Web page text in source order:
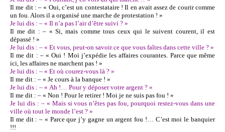
Il me dit : – « Oui, c’est un contestataire ! Il en avait assez de courir comme
un fou. Alors il a organisé une marche de protestation ! »
Je lui dis : – « Il n’a pas l’air d’être suivi ? »
Il me dit : – « Si, mais comme tous ceux qui le suivent courent, il est
dépassé ! »
Je lui dis : – « Et vous, peut-on savoir ce que vous faîtes dans cette ville ? »
Il me dit : – « Oui ! Moi j’expédie les affaires courantes. Parce que même
ici, les affaires ne marchent pas ! »
Je lui dis : – « Et où courez-vous là ? »
Il me dit : – « Je cours à la banque ! »
Je lui dis : – « Ah !… Pour y déposer votre argent ? »
Il me dit : – « Non ! Pour le retirer ! Moi je ne suis pas fou ! »
Je lui dis : – « Mais si vous n’êtes pas fou, pourquoi restez-vous dans une
ville où tout le monde l’est ? »
Il me dit : – « Parce que j’y gagne un argent fou !… C’est moi le banquier
!!!